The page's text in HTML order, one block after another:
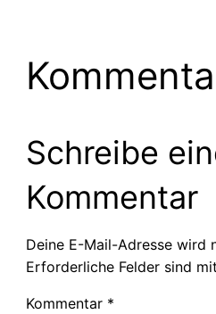
Schreibe
Kommentar
Deine E-Mail-Adresse wird
Erforderliche Felder sind mit
Kommentar *